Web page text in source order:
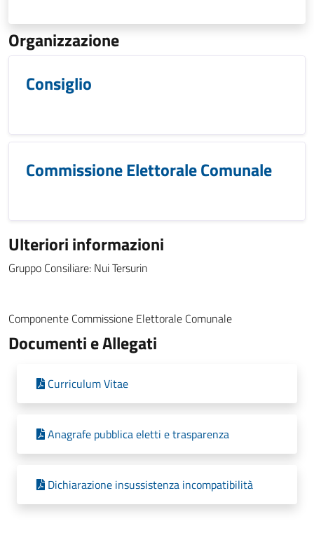
Organizzazione
Consiglio
Commissione Elettorale Comunale
Ulteriori informazioni
Gruppo Consiliare: Nui Tersurin
Componente Commissione Elettorale Comunale
Documenti e Allegati
Curriculum Vitae
Anagrafe pubblica eletti e trasparenza
Dichiarazione insussistenza incompatibilità